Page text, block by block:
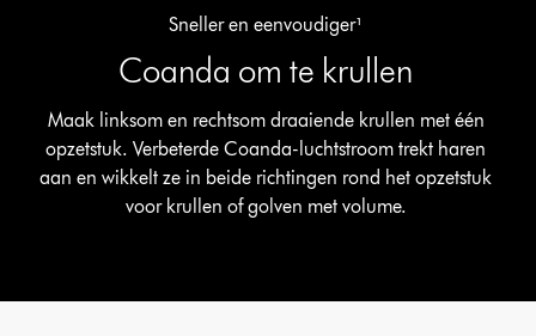
Sneller en eenvoudiger¹
Coanda om te krullen
Maak linksom en rechtsom draaiende krullen met één
opzetstuk. Verbeterde Coanda-luchtstroom trekt haren
aan en wikkelt ze in beide richtingen rond het opzetstuk
voor krullen of golven met volume.